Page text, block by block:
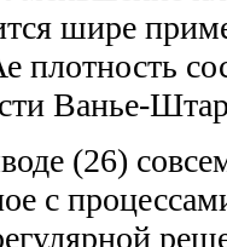
шире
плотность
Ванье-
(26)
с